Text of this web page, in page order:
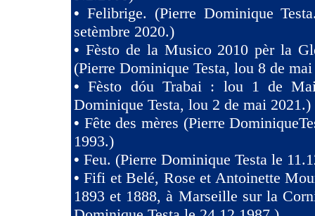
• Felibrige. (Pierre Dominique
setèmbre 2020.)
• Fèsto de la Musico 2010 pèr la
(Pierre Dominique Testa, lou 8 de
•Fèsto dóu Trabai : lou 1 de
Dominique Testa, lou 2 de mai 2021.)
• Fête des mères (Pierre
1993.)
• Feu. (Pierre Dominique Testa le
•Fifi et Belé, Rose et Antoinette
1893 et 1888, à Marseille sur la